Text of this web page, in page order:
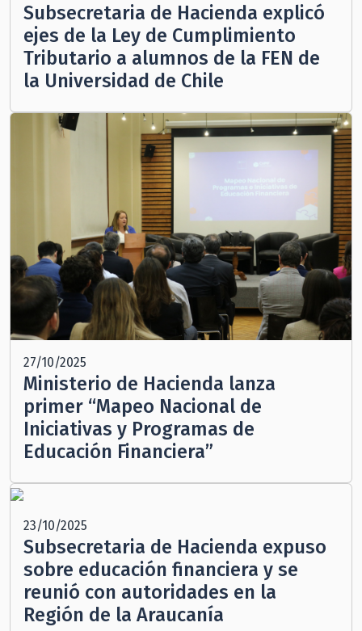
Subsecretaria de Hacienda explicó
ejes de la Ley de Cumplimiento
Tributario a alumnos de la FEN de
la Universidad de Chile
27/10/2025
Ministerio de Hacienda lanza
primer “Mapeo Nacional de
Iniciativas y Programas de
Educación Financiera”
23/10/2025
Subsecretaria de Hacienda expuso
sobre educación financiera y se
reunió con autoridades en la
Región de la Araucanía